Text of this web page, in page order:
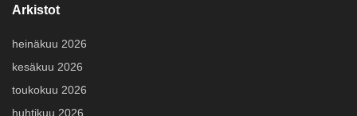
Arkistot
heinäkuu 2026
kesäkuu 2026
toukokuu 2026
huhtikuu 2026